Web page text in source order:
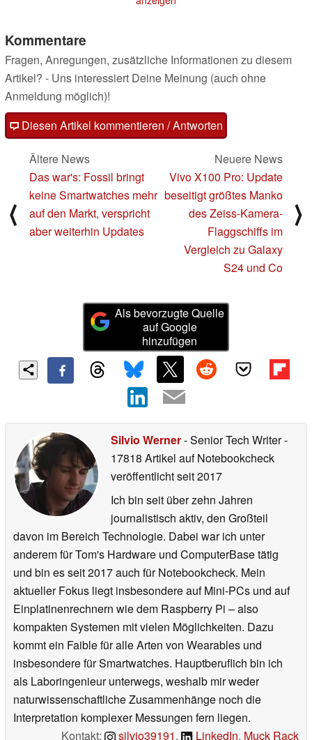
Kommentare
Fragen, Anregungen, zusätzliche Informationen zu diesem
Artikel? - Uns interessiert Deine Meinung (auch ohne
Anmeldung möglich)!
Diesen Artikel kommentieren / Antworten
⟨
Ältere News
Das war's: Fossil bringt
keine Smartwatches mehr
auf den Markt, verspricht
aber weiterhin Updates
Neuere News
Vivo X100 Pro: Update
beseitigt größtes Manko
des Zeiss-Kamera-
Flaggschiffs im
Vergleich zu Galaxy
S24 und Co
⟩
Als bevorzugte Quelle
auf Google
hinzufügen
Silvio Werner- Senior Tech Writer-
17818 Artikel auf Notebookcheck
veröffentlichtseit 2017
Ich bin seit über zehn Jahren
journalistisch aktiv, den Großteil
davon im Bereich Technologie. Dabei war ich unter
anderem für Tom's Hardware und ComputerBase tätig
und bin es seit 2017 auch für Notebookcheck. Mein
aktueller Fokus liegt insbesondere auf Mini-PCs und auf
Einplatinenrechnern wie dem Raspberry Pi – also
kompakten Systemen mit vielen Möglichkeiten. Dazu
kommt ein Faible für alle Arten von Wearables und
insbesondere für Smartwatches. Hauptberuflich bin ich
als Laboringenieur unterwegs, weshalb mir weder
naturwissenschaftliche Zusammenhänge noch die
Interpretation komplexer Messungen fern liegen.
Kontakt:
silvio39191, LinkedIn, Muck Rack